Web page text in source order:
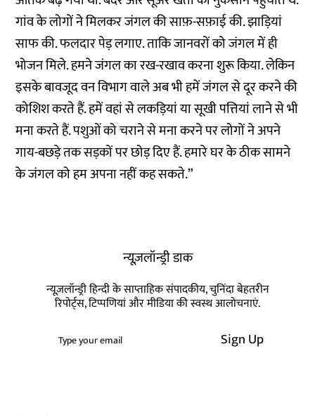
गांव के लोगों ने मिलकर जंगल की साफ़-सफ़ाई की. झाड़ियां
साफ की. फलदार पेड़ लगाए. ताकि जानवरों को जंगल में ही
भोजन मिले. हमने जंगल का रख-रखाव करना शुरू किया. लेकिन
इसके बावजूद वन विभाग वाले अब भी हमें जंगल से दूर करने की
कोशिश करते हैं. हमें वहां से लकड़ियां या सूखी पत्तियां लाने से भी
मना करते हैं. पशुओं को चराने से मना करने पर लोगों ने अपने
गाय-बछड़े तक सड़कों पर छोड़ दिए हैं. हमारे घर के ठीक सामने
के जंगल को हम अपना नहीं कह सकते.”
न्यूज़लॉन्ड्री डाक
न्यूज़लॉन्ड्री हिन्दी के साप्ताहिक संपादकीय, चुनिंदा बेहतरीन
रिपोर्ट्स, टिप्पणियां और मीडिया की स्वस्थ आलोचनाएं.
Sign Up